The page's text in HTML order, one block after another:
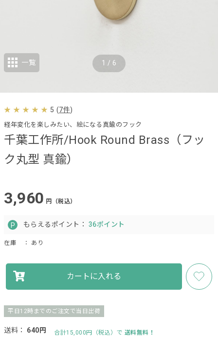
千葉工作所/Hook Round Brass（フッ
ク丸型 真鍮）
経年変化を楽しみたい、絵になる真鍮のフック
5 (7件)
3,960 円（税込）
もらえるポイント： 36ポイント
在庫 ： あり
カートに入れる
平日12時までのご注文で当日出荷
送料： 640円 合計15,000円（税込）で 送料無料！
1 / 6
一覧